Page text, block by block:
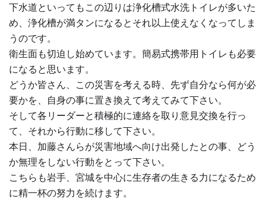
下水道といってもこの辺りは浄化槽式水洗トイレが多いた
め、浄化槽が満タンになるとそれ以上使えなくなってしま
うのです。
衛生面も切迫し始めています。簡易式携帯用トイレも必要
になると思います。
どうか皆さん、この災害を考える時、先ず自分なら何が必
要かを、自身の事に置き換えて考えてみて下さい。
そして各リーダーと積極的に連絡を取り意見交換を行っ
て、それから行動に移して下さい。
本日、加藤さんらが災害地域へ向け出発したとの事、どう
か無理をしない行動をとって下さい。
こちらも岩手、宮城を中心に生存者の生きる力になるため
に精一杯の努力を続けます。